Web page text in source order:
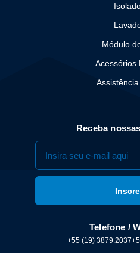
Módulo
Acessórios
Receba
Telefone /
+55 (19) 3879.2037